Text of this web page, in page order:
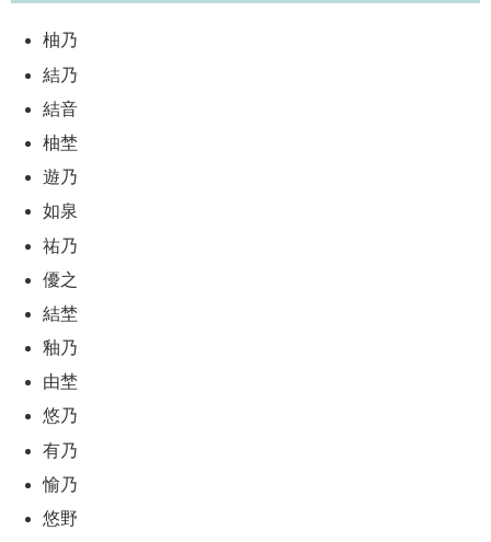
柚乃
結乃
結音
柚埜
遊乃
如泉
祐乃
優之
結埜
釉乃
由埜
悠乃
有乃
愉乃
悠野